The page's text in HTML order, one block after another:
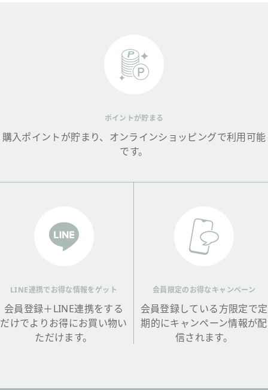
ポイントが貯まる
購入ポイントが貯まり、オンラインショッピングで利用可能
です。
LINE連携でお得な情報をゲット
会員登録＋LINE連携をする
だけでよりお得にお買い物い
ただけます。
会員限定のお得なキャンペーン
会員登録している方限定で定
期的にキャンペーン情報が配
信されます。